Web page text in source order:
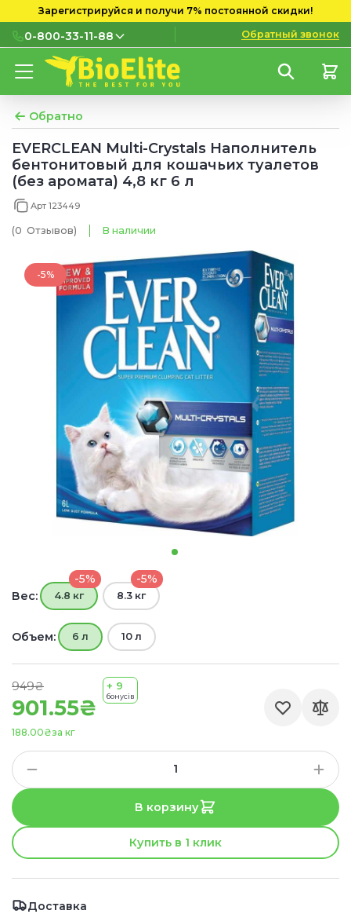
Зарегистрируйся и получи 7% постоянной скидки!
0-800-33-11-88
0-800-33-11-88
мобильных номеров
(097) 133 11 88
(095) 133 11 88
(073) 133 11 88
Обратный звонок
Обратно
EVERCLEAN Multi-Crystals Наполнитель
бентонитовый для кошачьих туалетов
(без аромата) 4,8 кг 6 л
Арт 123449
(0 Отзывов) В наличии
-5%
901.55₴
949₴
за кг
188.00₴
+ 9
бонусів
Вес:
-5%
4.8 кг
-5%
8.3 кг
Объем: 6 л 10 л
В корзину
Купить в 1 клик
Доставка